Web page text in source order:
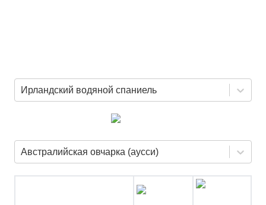
Ирландский водяной спаниель
Австралийская овчарка (аусси)